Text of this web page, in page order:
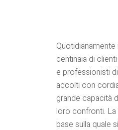
centinaia di
e professionisti
accolti con
grande capacità
loro confronti.
base sulla quale